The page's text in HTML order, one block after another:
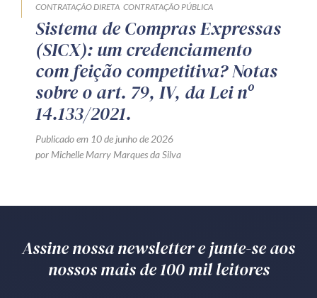
Whatsapp (41) 98881-6616
CONTRATAÇÃO DIRETA CONTRATAÇÃO PÚBLICA
Sistema de Compras Expressas
(SICX): um credenciamento
com feição competitiva? Notas
sobre o art. 79, IV, da Lei nº
14.133/2021.
Publicado em 10 de junho de 2026
por Michelle Marry Marques da Silva
Assine nossa newsletter e junte-se aos
nossos mais de 100 mil leitores